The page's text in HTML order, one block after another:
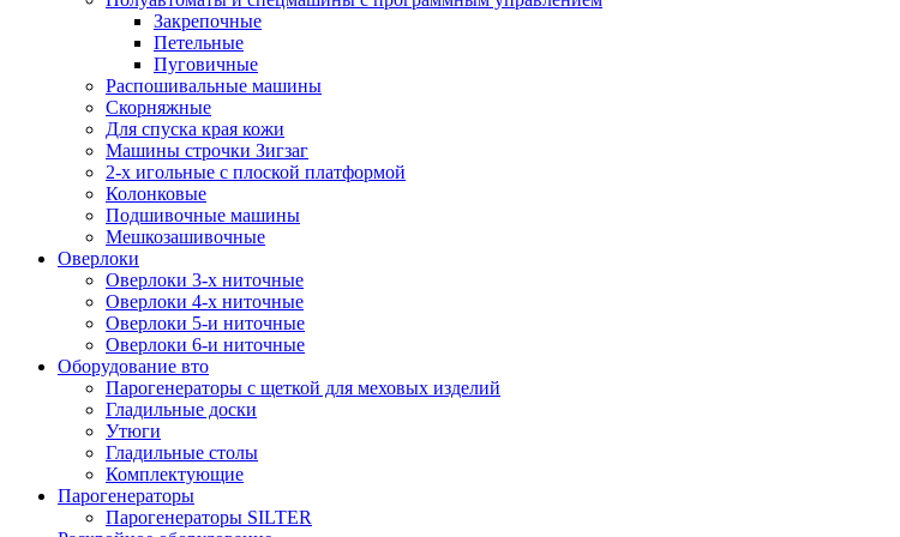
Закрепочные
Петельные
Пуговичные
Распошивальные машины
Скорняжные
Для спуска края кожи
Машины строчки Зигзаг
2-х игольные с плоской платформой
Колонковые
Подшивочные машины
Мешкозашивочные
Оверлоки
Оверлоки 3-х ниточные
Оверлоки 4-х ниточные
Оверлоки 5-и ниточные
Оверлоки 6-и ниточные
Оборудование вто
Парогенераторы с щеткой для меховых изделий
Гладильные доски
Утюги
Гладильные столы
Комплектующие
Парогенераторы
Парогенераторы SILTER